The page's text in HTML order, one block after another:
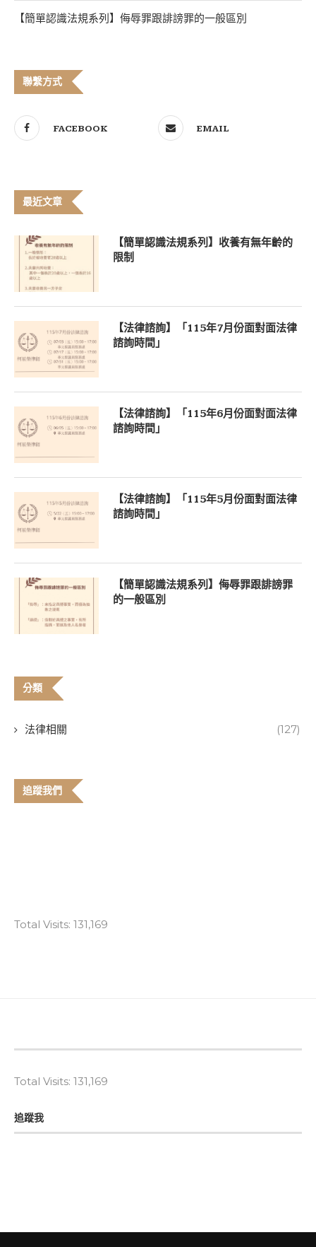
【簡單認識法規系列】侮辱罪跟誹謗罪的一般區別
聯繫方式
FACEBOOK EMAIL
最近文章
【簡單認識法規系列】收養有無年齡的
限制
【法律諮詢】「115年7月份面對面法律
諮詢時間」
【法律諮詢】「115年6月份面對面法律
諮詢時間」
【法律諮詢】「115年5月份面對面法律
諮詢時間」
【簡單認識法規系列】侮辱罪跟誹謗罪
的一般區別
分類
法律相關 (127)
追蹤我們
Total Visits: 131,169
Total Visits: 131,169
追蹤我